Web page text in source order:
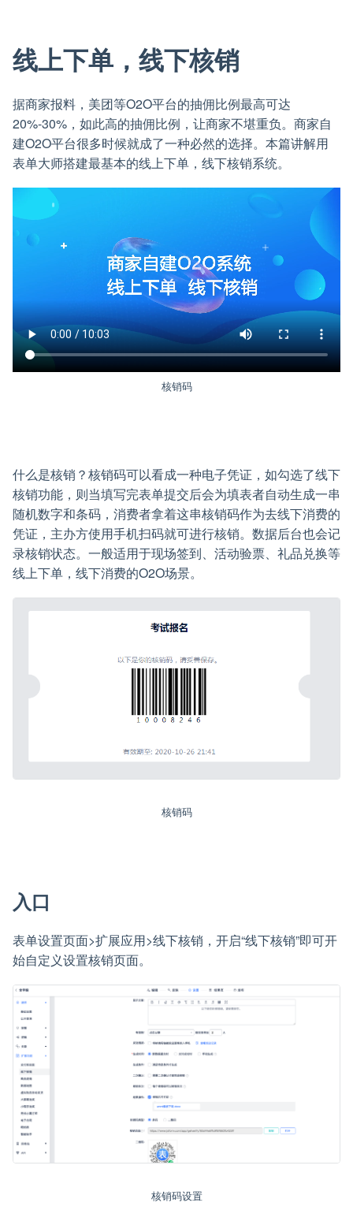
线上下单，线下核销
据商家报料，美团等O2O平台的抽佣比例最高可达
20%-30%，如此高的抽佣比例，让商家不堪重负。商家自
建O2O平台很多时候就成了一种必然的选择。本篇讲解用
表单大师搭建最基本的线上下单，线下核销系统。
核销码
什么是核销？核销码可以看成一种电子凭证，如勾选了线下
核销功能，则当填写完表单提交后会为填表者自动生成一串
随机数字和条码，消费者拿着这串核销码作为去线下消费的
凭证，主办方使用手机扫码就可进行核销。数据后台也会记
录核销状态。一般适用于现场签到、活动验票、礼品兑换等
线上下单，线下消费的O2O场景。
核销码
入口
表单设置页面>扩展应用>线下核销，开启“线下核销”即可开
始自定义设置核销页面。
核销码设置